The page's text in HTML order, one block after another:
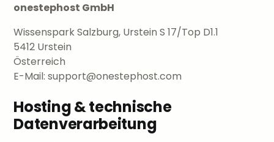
onestephost GmbH
Wissenspark Salzburg, Urstein S 17/Top D1.1
5412 Urstein
Österreich
E-Mail: support@onestephost.com
Hosting & technische
Datenverarbeitung